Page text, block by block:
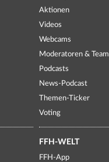
Aktionen
Videos
Webcams
Moderatoren & Team
Podcasts
News-Podcast
Themen-Ticker
Voting
FFH-WELT
FFH-App